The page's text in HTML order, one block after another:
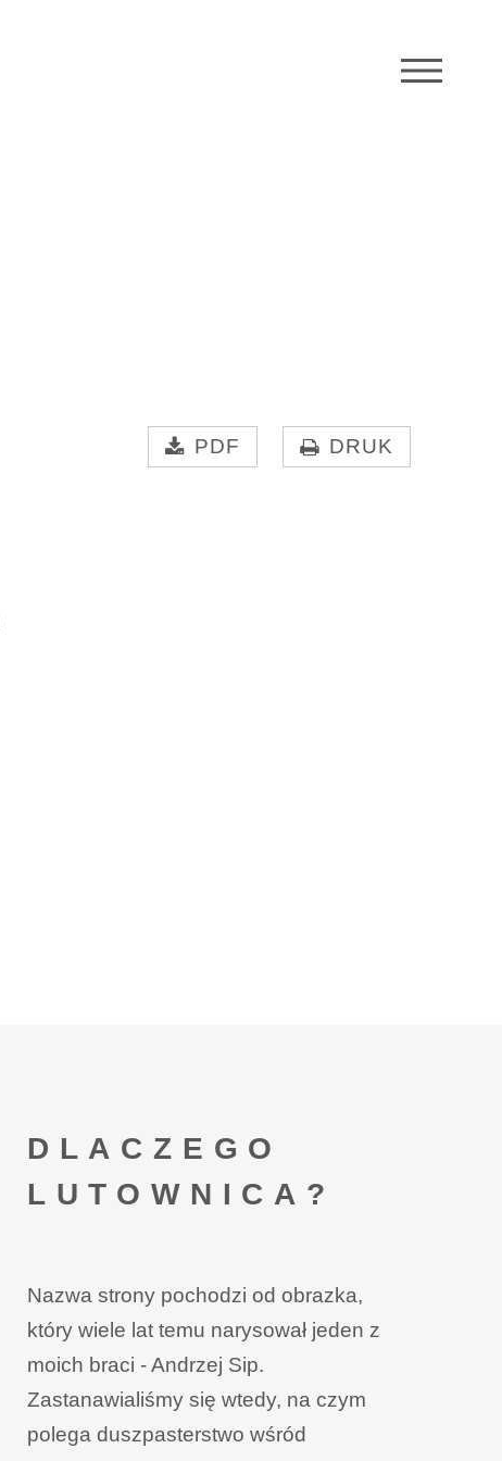
PDF DRUK
DLACZEGO
LUTOWNICA?
Nazwa strony pochodzi od obrazka,
który wiele lat temu narysował jeden z
moich braci - Andrzej Sip.
Zastanawialiśmy się wtedy, na czym
polega duszpasterstwo wśród